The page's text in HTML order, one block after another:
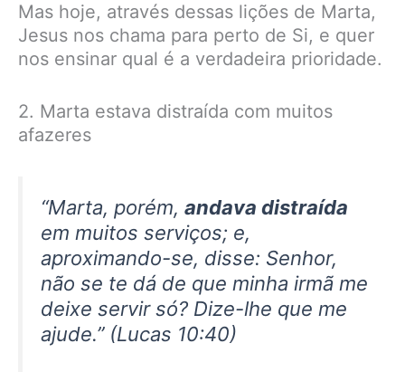
Mas hoje, através dessas lições de Marta,
Jesus nos chama para perto de Si, e quer
nos ensinar qual é a verdadeira prioridade.
2. Marta estava distraída com muitos
afazeres
“Marta, porém, andava distraída
em muitos serviços; e,
aproximando-se, disse: Senhor,
não se te dá de que minha irmã me
deixe servir só? Dize-lhe que me
ajude.” (Lucas 10:40)